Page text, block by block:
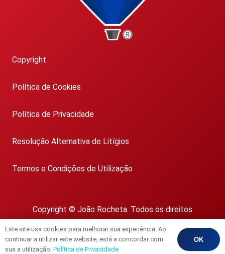
Copyright
Política de Cookies
Política de Privacidade
Resolução Alternativa de Litígios
Termos e Condições de Utilização
Copyright © João Rocheta. Todos os direitos
reservados.
AMI 1718
Este site usa cookies para melhorar sua experiência. Ao
continuar a utilizar este website, está a concordar com
sua a utilização. Política de Privacidade
OK